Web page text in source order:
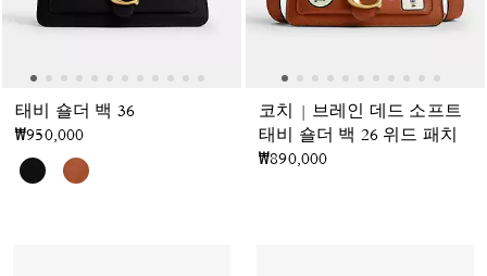
태비 숄더 백 36
₩950,000
코치 | 브레인 데드 소프트
태비 숄더 백 26 위드 패치
₩890,000